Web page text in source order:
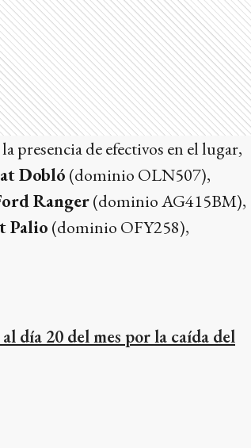
presencia de efectivos en el lugar,
Dobló (dominio OLN507),
Ranger(dominio AG415BM),
Palio (dominio OFY258),
día 20 del mes por la caída del